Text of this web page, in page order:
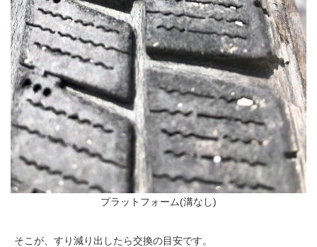
プラットフォーム(溝なし)
そこが、すり減り出したら交換の目安です。